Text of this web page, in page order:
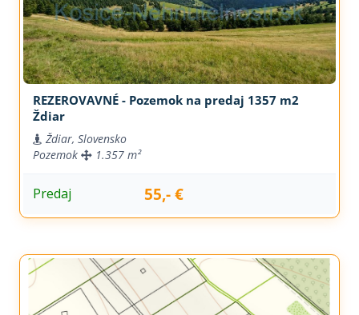
REZEROVAVNÉ - Pozemok na predaj 1357 m2
Ždiar
Ždiar, Slovensko
Pozemok
1.357 m²
Predaj 55,- €